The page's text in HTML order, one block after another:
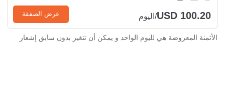
USD 100.20/اليوم عرض الصفقة
الأثمنة المعروضة هي لليوم الواحد و يمكن أن تتغير بدون سابق إشعار